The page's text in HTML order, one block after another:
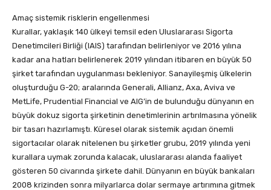
Amaç sistemik risklerin engellenmesi
Kurallar, yaklaşık 140 ülkeyi temsil eden Uluslararası Sigorta
Denetimcileri Birliği (IAIS) tarafından belirleniyor ve 2016 yılına
kadar ana hatları belirlenerek 2019 yılından itibaren en büyük 50
şirket tarafından uygulanması bekleniyor. Sanayileşmiş ülkelerin
oluşturduğu G-20; aralarında Generali, Allianz, Axa, Aviva ve
MetLife, Prudential Financial ve AIG’in de bulunduğu dünyanın en
büyük dokuz sigorta şirketinin denetimlerinin artırılmasına yönelik
bir tasarı hazırlamıştı. Küresel olarak sistemik açıdan önemli
sigortacılar olarak nitelenen bu şirketler grubu, 2019 yılında yeni
kurallara uymak zorunda kalacak, uluslararası alanda faaliyet
gösteren 50 civarında şirkete dahil. Dünyanın en büyük bankaları
2008 krizinden sonra milyarlarca dolar sermaye artırımına gitmek